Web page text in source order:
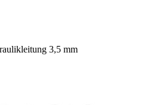
3,5 mm